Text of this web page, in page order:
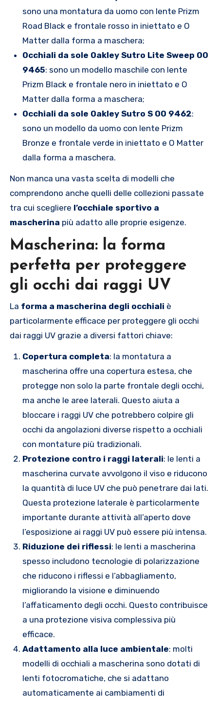
sono una montatura da uomo con lente Prizm
Road Black e frontale rosso in iniettato e O
Matter dalla forma a maschera;
Occhiali da sole Oakley Sutro Lite Sweep OO
9465: sono un modello maschile con lente
Prizm Black e frontale nero in iniettato e O
Matter dalla forma a maschera;
Occhiali da sole Oakley Sutro S OO 9462:
sono un modello da uomo con lente Prizm
Bronze e frontale verde in iniettato e O Matter
dalla forma a maschera.
Non manca una vasta scelta di modelli che
comprendono anche quelli delle collezioni passate
tra cui scegliere l’occhiale sportivo a
mascherina più adatto alle proprie esigenze.
Mascherina: la forma
perfetta per proteggere
gli occhi dai raggi UV
La forma a mascherina degli occhiali è
particolarmente efficace per proteggere gli occhi
dai raggi UV grazie a diversi fattori chiave:
Copertura completa: la montatura a
mascherina offre una copertura estesa, che
protegge non solo la parte frontale degli occhi,
ma anche le aree laterali. Questo aiuta a
bloccare i raggi UV che potrebbero colpire gli
occhi da angolazioni diverse rispetto a occhiali
con montature più tradizionali.
Protezione contro i raggi laterali: le lenti a
mascherina curvate avvolgono il viso e riducono
la quantità di luce UV che può penetrare dai lati.
Questa protezione laterale è particolarmente
importante durante attività all’aperto dove
l’esposizione ai raggi UV può essere più intensa.
Riduzione dei riflessi: le lenti a mascherina
spesso includono tecnologie di polarizzazione
che riducono i riflessi e l’abbagliamento,
migliorando la visione e diminuendo
l’affaticamento degli occhi. Questo contribuisce
a una protezione visiva complessiva più
efficace.
Adattamento alla luce ambientale: molti
modelli di occhiali a mascherina sono dotati di
lenti fotocromatiche, che si adattano
automaticamente ai cambiamenti di